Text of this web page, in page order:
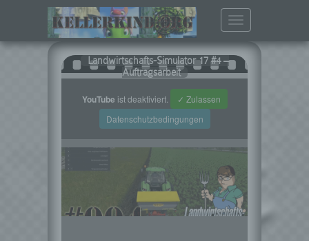
Toggle
navigation
Landwirtschafts-Simulator 17 #4 –
Auftragsarbeit
YouTube ist deaktiviert.
✓ Zulassen
Datenschutzbedingungen